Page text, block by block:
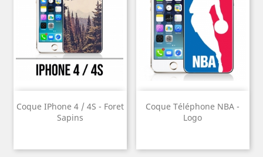
Coque IPhone 4 / 4S - Foret
Sapins
Coque Téléphone NBA -
Logo